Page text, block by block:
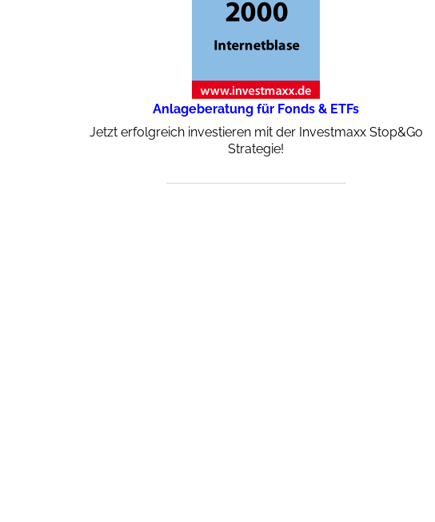
Anlageberatung für Fonds & ETFs
Jetzt erfolgreich investieren mit der Investmaxx Stop&Go
Strategie!